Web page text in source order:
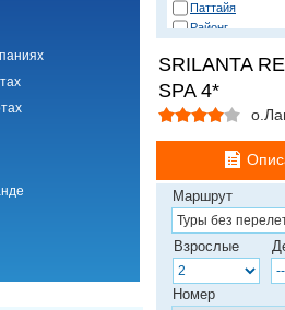
Паттайя
Районг
о. Пханган
о.Ланта
о.Пхи-Пхи
о.Пхукет.
о.Пхукет. Пляж
о.Пхукет. Пляж
о.Пхукет. Пляж
о.Пхукет. Пляж
о.Пхукет. Пляж
о.Пхукет. Пляж
о.Пхукет. Пляж
о.Пхукет. Пляж
о.Пхукет. Пляж
SRILANTA
SPA 4*
Маршрут
Взрослые
Номер